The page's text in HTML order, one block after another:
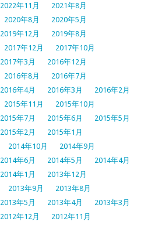
2022年11月
2021年8月
2020年8月
2020年5月
2019年12月
2019年8月
2017年12月
2017年10月
2017年3月
2016年12月
2016年8月
2016年7月
2016年4月 2016年3月
2016年2月
2015年11月
2015年10月
2015年7月 2015年6月
2015年5月
2015年2月
2015年1月
2014年10月
2014年9月
2014年6月 2014年5月
2014年4月
2014年1月
2013年12月
2013年9月
2013年8月
2013年5月 2013年4月
2013年3月
2012年12月
2012年11月